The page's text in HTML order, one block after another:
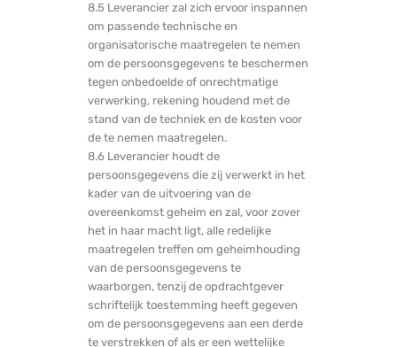
8.5 Leverancier zal zich ervoor inspannen
om passende technische en
organisatorische maatregelen te nemen
om de persoonsgegevens te beschermen
tegen onbedoelde of onrechtmatige
verwerking, rekening houdend met de
stand van de techniek en de kosten voor
de te nemen maatregelen.
8.6 Leverancier houdt de
persoonsgegevens die zij verwerkt in het
kader van de uitvoering van de
overeenkomst geheim en zal, voor zover
het in haar macht ligt, alle redelijke
maatregelen treffen om geheimhouding
van de persoonsgegevens te
waarborgen, tenzij de opdrachtgever
schriftelijk toestemming heeft gegeven
om de persoonsgegevens aan een derde
te verstrekken of als er een wettelijke